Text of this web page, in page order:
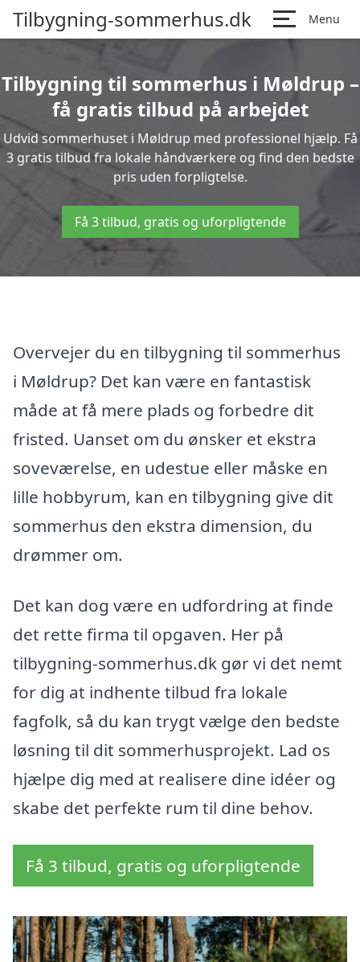
Tilbygning-sommerhus.dk Menu
Tilbygning til sommerhus i Møldrup –
få gratis tilbud på arbejdet
Udvid sommerhuset i Møldrup med professionel hjælp. Få
3 gratis tilbud fra lokale håndværkere og find den bedste
pris uden forpligtelse.
Få 3 tilbud, gratis og uforpligtende
Overvejer du en tilbygning til sommerhus
i Møldrup? Det kan være en fantastisk
måde at få mere plads og forbedre dit
fristed. Uanset om du ønsker et ekstra
soveværelse, en udestue eller måske en
lille hobbyrum, kan en tilbygning give dit
sommerhus den ekstra dimension, du
drømmer om.
Det kan dog være en udfordring at finde
det rette firma til opgaven. Her på
tilbygning-sommerhus.dk gør vi det nemt
for dig at indhente tilbud fra lokale
fagfolk, så du kan trygt vælge den bedste
løsning til dit sommerhusprojekt. Lad os
hjælpe dig med at realisere dine idéer og
skabe det perfekte rum til dine behov.
Få 3 tilbud, gratis og uforpligtende